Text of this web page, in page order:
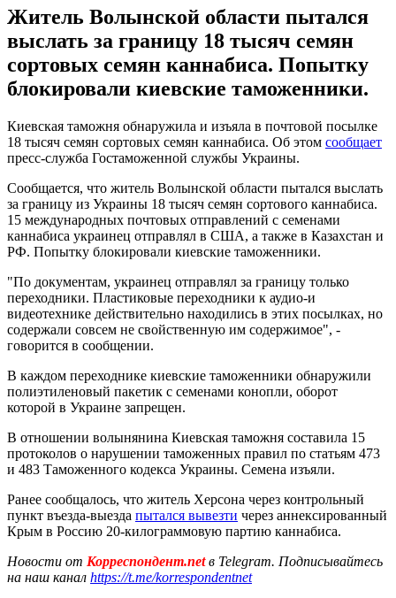
Житель Волынской области пытался
выслать за границу 18 тысяч семян
сортовых семян каннабиса. Попытку
блокировали киевские таможенники.
Киевская таможня обнаружила и изъяла в почтовой посылке
18 тысяч семян сортовых семян каннабиса. Об этом сообщает
пресс-служба Гостаможенной службы Украины.
Сообщается, что житель Волынской области пытался выслать
за границу из Украины 18 тысяч семян сортового каннабиса.
15 международных почтовых отправлений с семенами
каннабиса украинец отправлял в США, а также в Казахстан и
РФ. Попытку блокировали киевские таможенники.
"По документам, украинец отправлял за границу только
переходники. Пластиковые переходники к аудио-и
видеотехнике действительно находились в этих посылках, но
содержали совсем не свойственную им содержимое", -
говорится в сообщении.
В каждом переходнике киевские таможенники обнаружили
полиэтиленовый пакетик с семенами конопли, оборот
которой в Украине запрещен.
В отношении волынянина Киевская таможня составила 15
протоколов о нарушении таможенных правил по статьям 473
и 483 Таможенного кодекса Украины. Семена изъяли.
Ранее сообщалось, что житель Херсона через контрольный
пункт въезда-выезда пытался вывезти через аннексированный
Крым в Россию 20-килограммовую партию каннабиса.
Новости от Корреспондент.netв Telegram. Подписывайтесь
на наш канал https://t.me/korrespondentnet